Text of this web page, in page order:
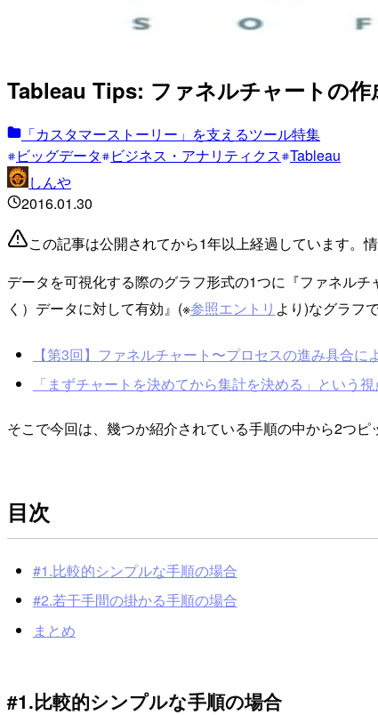
Tableau Tips: ファネルチャートの作
「カスタマーストーリー」を支えるツール特集
ビッグデータ
ビジネス・アナリティクス Tableau
しんや
2016.01.30
この記事は公開されてから1年以上経過しています。
データを可視化する際のグラフ形式の1つに『ファネル
く）データに対して有効』(※参照エントリ より)なグラフ
【第3回】ファネルチャート〜プロセスの進み具合に
「まずチャートを決めてから集計を決める」という
そこで今回は、幾つか紹介されている手順の中から2つ
目次
#1.比較的シンプルな手順の場合
#2.若干手間の掛かる手順の場合
まとめ
#1.比較的シンプルな手順の場合